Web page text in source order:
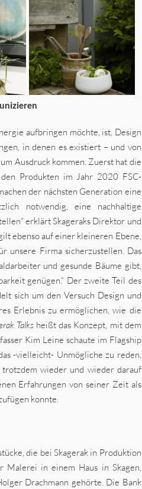
aufbringen möchte, ist, Design
in denen es existiert – und von
Ausdruck kommen. Zuerst hat die
Produkten im Jahr 2020 FSC-
der nächsten Generation eine
notwendig, eine nachhaltige
erklärt Skageraks Direktor und
ebenso auf einer kleineren Ebene,
unsere Firma sicherzustellen. Das
und gesunde Bäume gibt,
genügen.“ Der zweite Teil des
sich um den Versuch Design und
Erlebnis zu ermöglichen, wie die
Talksheißt das Konzept, mit dem
Kim Leine schaute im Flagship
-vielleicht- Unmögliche zu reden,
wieder und wieder darauf
Erfahrungen von seiner Zeit als
konnte.
die bei Skagerak in Produktion
Malerei in einem Haus in Skagen,
Drachmann gehörte. Die Bank